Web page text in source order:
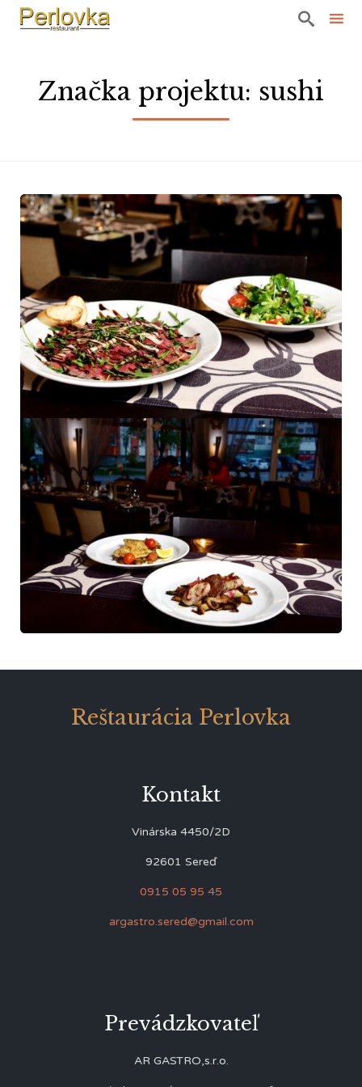

Značka projektu: sushi
Reštaurácia Perlovka
Kontakt
Vinárska 4450/2D
92601 Sereď
0915 05 95 45
argastro.sered@gmail.com
Prevádzkovateľ
AR GASTRO,s.r.o.